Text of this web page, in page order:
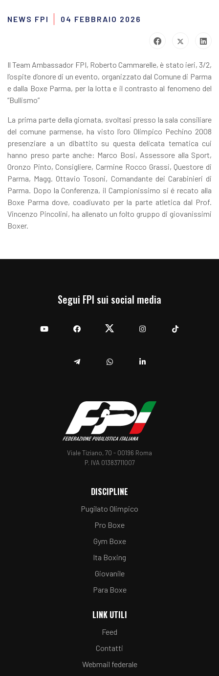
NEWS FPI 04 FEBBRAIO 2026
Il Team Ambassador FPI, Roberto Cammarelle, è stato ieri, 3/2,
l’ospite d’onore di un evento, organizzato dal Comune di Parma
e dalla Boxe Parma, per la lotta e il contrasto al fenomeno del
“Bullismo”
La prima parte della giornata, svoltasi presso la sala consiliare
del comune parmense, ha visto l’oro Olimpico Pechino 2008
presenziare a un dibattito su questa delicata tematica cui
hanno preso parte anche: Marco Bosi, Assessore alla Sport,
Oronzo Pinto, Consigliere, Carmine Rocco Grassi, Questore di
Parma, Magg. Ottavio Tosoni, Comandante dei Carabinieri di
Parma. Dopo la Conferenza, il Campionissimo si é recato alla
Boxe Parma dove, coadiuvato per la parte atletica dal Prof.
Vincenzo Pincolini, ha allenato un folto gruppo di giovanissimi
Boxer.
Segui FPI sui social media
Viale Tiziano, 70 - 00196 Roma
P. IVA 01383711007
DISCIPLINE
Pugilato Olimpico
Pro Boxe
Gym Boxe
Ita Boxing
Giovanile
Para Boxe
LINK UTILI
Feed
Contatti
Webmail federale